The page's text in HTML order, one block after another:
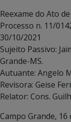
Reexame do Ato
Processo n. 11/
30/10/2021
Sujeito Passivo:
Grande-MS.
Autuante: Angelo
Revisora: Geise
Relator: Cons.
Campo Grande,